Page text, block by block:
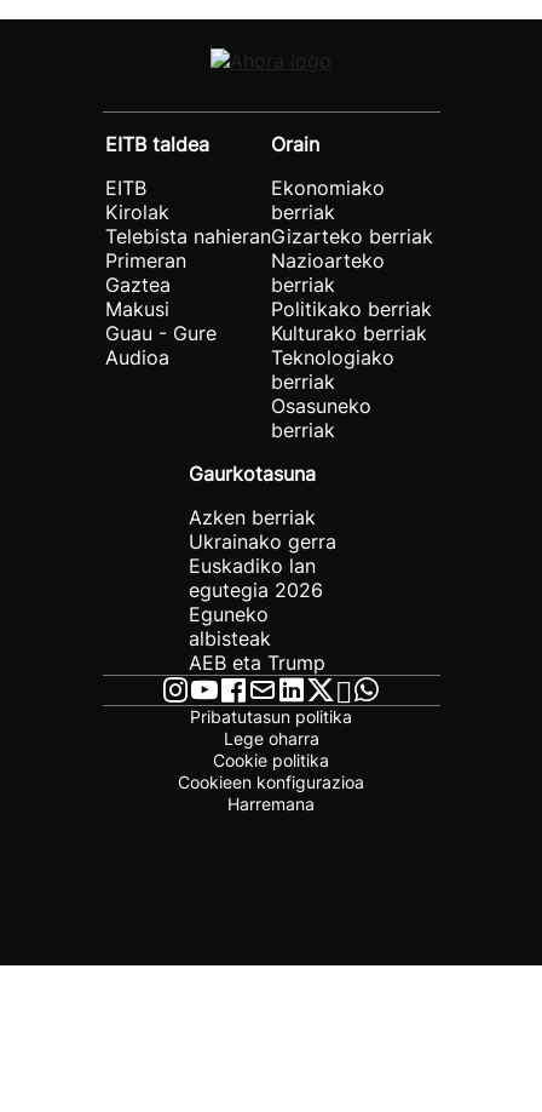
EITB taldea
EITB
Kirolak
Telebista nahieran
Primeran
Gaztea
Makusi
Guau - Gure
Audioa
Orain
Ekonomiako
berriak
Gizarteko berriak
Nazioarteko
berriak
Politikako berriak
Kulturako berriak
Teknologiako
berriak
Osasuneko
berriak
Gaurkotasuna
Azken berriak
Ukrainako gerra
Euskadiko lan
egutegia 2026
Eguneko
albisteak
AEB eta Trump
Pribatutasun politika
Lege oharra
Cookie politika
Cookieen konfigurazioa
Harremana